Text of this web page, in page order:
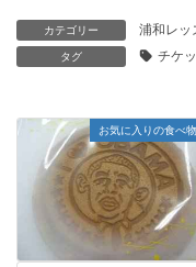
カテゴリー 浦和レッ
タグ チケ
お気に入りの食べ物